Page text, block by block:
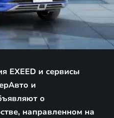
EXEED и сервисы
и
о
направленном на